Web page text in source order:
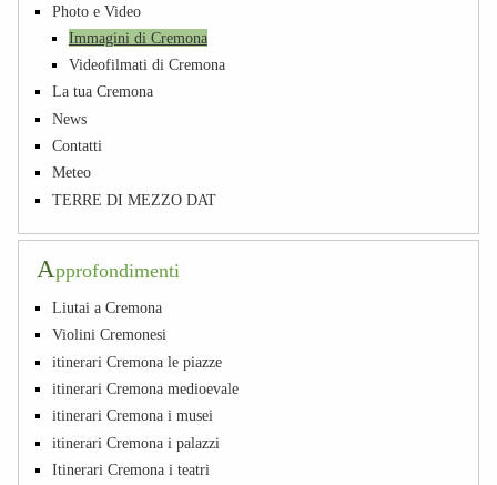
Photo e Video
Immagini di Cremona
Videofilmati di Cremona
La tua Cremona
News
Contatti
Meteo
TERRE DI MEZZO DAT
Approfondimenti
Liutai a Cremona
Violini Cremonesi
itinerari Cremona le piazze
itinerari Cremona medioevale
itinerari Cremona i musei
itinerari Cremona i palazzi
Itinerari Cremona i teatri